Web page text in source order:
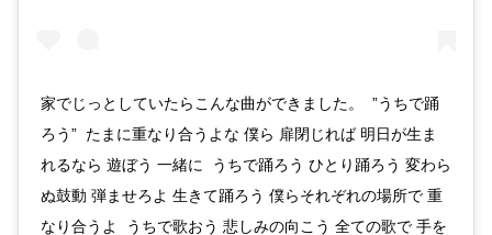
家でじっとしていたらこんな曲ができました。 ”うちで踊
ろう” たまに重なり合うよな 僕ら 扉閉じれば 明日が生ま
れるなら 遊ぼう 一緒に うちで踊ろう ひとり踊ろう 変わら
ぬ鼓動 弾ませろよ 生きて踊ろう 僕らそれぞれの場所で 重
なり合うよ うちで歌おう 悲しみの向こう 全ての歌で 手を